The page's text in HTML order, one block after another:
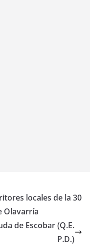
locales de la 30
Olavarría
de Escobar (Q.E.
P.D.)